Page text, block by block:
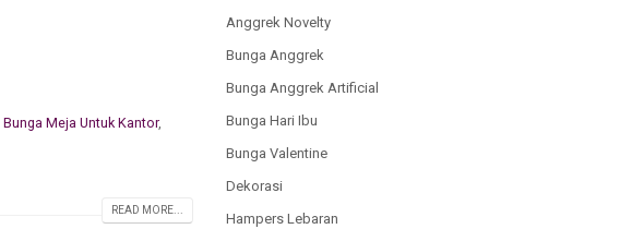
Bunga Meja Untuk Kantor,
READ MORE...
Anggrek Novelty
Bunga Anggrek
Bunga Anggrek Artificial
Bunga Hari Ibu
Bunga Valentine
Dekorasi
Hampers Lebaran